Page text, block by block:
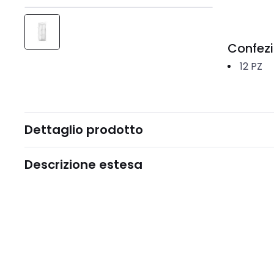
12 PZ
Dettaglio prodotto
Descrizione estesa